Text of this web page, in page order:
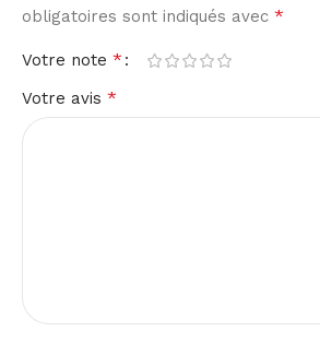
obligatoires sont indiqués avec *
Votre note *
Votre avis *